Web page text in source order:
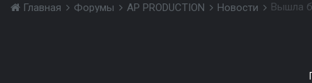
Главная Форумы AP PRODUCTION Новости Вышла